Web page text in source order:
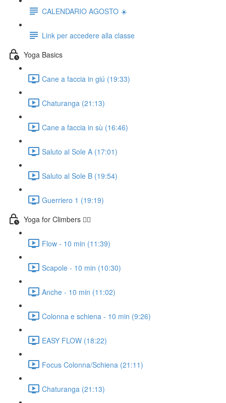
CALENDARIO AGOSTO ☀️
Link per accedere alla classe
Yoga Basics
Cane a faccia in giú (19:33)
Chaturanga (21:13)
Cane a faccia in sù (16:46)
Saluto al Sole A (17:01)
Saluto al Sole B (19:54)
Guerriero 1 (19:19)
Yoga for Climbers 🧗‍♀️
Flow - 10 min (11:39)
Scapole - 10 min (10:30)
Anche - 10 min (11:02)
Colonna e schiena - 10 min (9:26)
EASY FLOW (18:22)
Focus Colonna/Schiena (21:11)
Chaturanga (21:13)